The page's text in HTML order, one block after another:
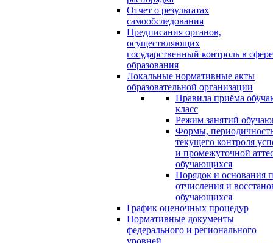
Отчет о результатах
самообследования
Предписания органов,
осуществляющих
государственный контроль в сфере
образования
Локальные нормативные акты
образовательной организации
Правила приёма
класс
Режим занятий
Формы,
текущего контроля
и промежуточной
обучающихся
Порядок и основания
отчисления и
обучающихся
График оценочных процедур
Нормативные документы
федерального и регионального
уровней